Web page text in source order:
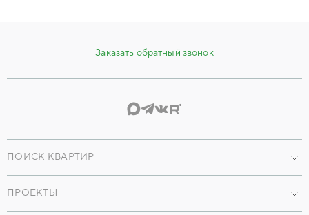
Заказать обратный звонок
ПОИСК КВАРТИР
ПРОЕКТЫ